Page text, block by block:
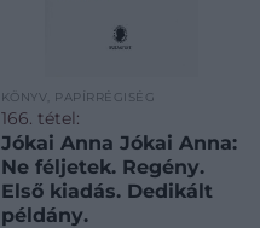
KÖNYV, PAPÍRRÉGISÉG
166. tétel:
Jókai Anna Jókai Anna:
Ne féljetek. Regény.
Első kiadás. Dedikált
példány.